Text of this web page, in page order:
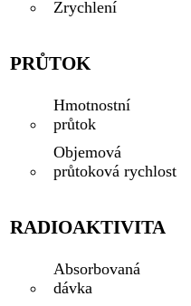
Zrychlení
PRŮTOK
Hmotnostní
průtok
Objemová
průtoková rychlost
RADIOAKTIVITA
Absorbovaná
dávka